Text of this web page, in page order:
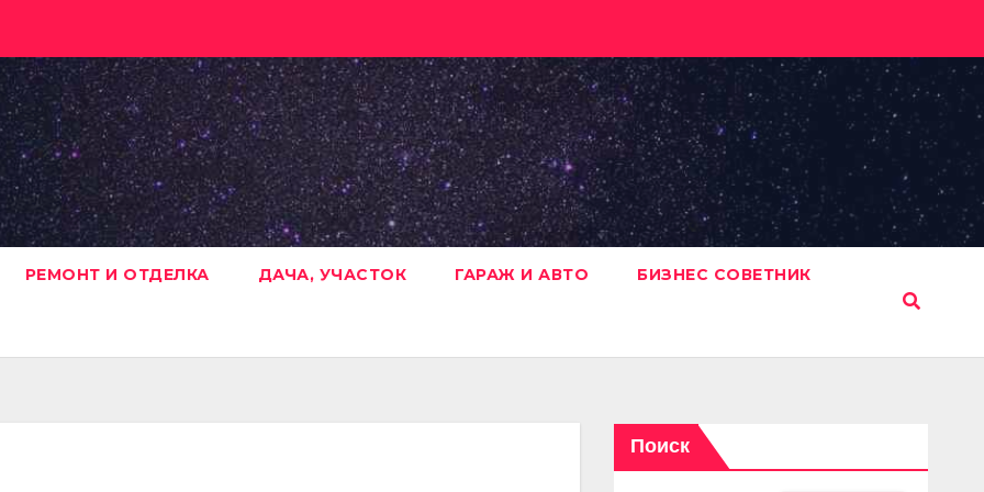
РЕМОНТ И ОТДЕЛКА ДАЧА, УЧАСТОК ГАРАЖ И АВТО БИЗНЕС СОВЕТНИК
Поиск